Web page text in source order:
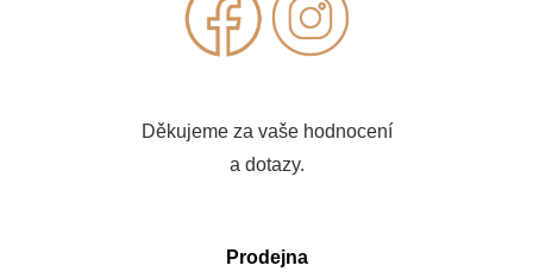
Děkujeme za vaše hodnocení
a dotazy.
Prodejna